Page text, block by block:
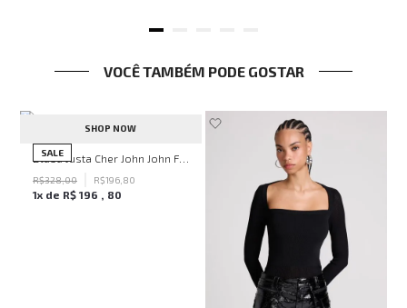
VOCÊ TAMBÉM PODE GOSTAR
SALE
SHOP NOW
R$328,00 R$196 80
1x de R$ 196 80